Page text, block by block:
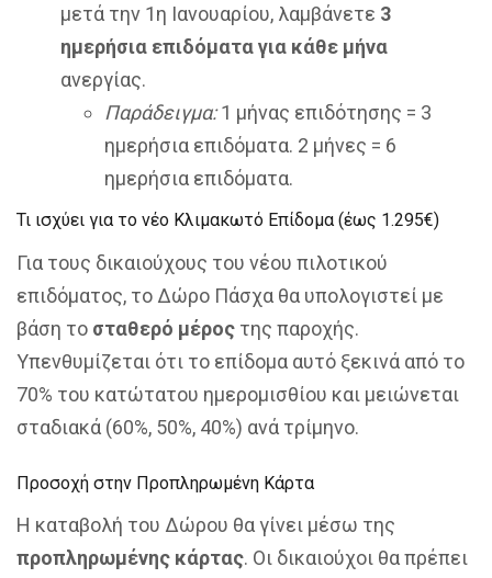
μετά την 1η Ιανουαρίου, λαμβάνετε 3
ημερήσια επιδόματα για κάθε μήνα
ανεργίας.
Παράδειγμα:1 μήνας επιδότησης = 3
ημερήσια επιδόματα. 2 μήνες = 6
ημερήσια επιδόματα.
Τι ισχύει για το νέο Κλιμακωτό Επίδομα (έως 1.295€)
Για τους δικαιούχους του νέου πιλοτικού
επιδόματος, το Δώρο Πάσχα θα υπολογιστεί με
βάση το σταθερό μέρος της παροχής.
Υπενθυμίζεται ότι το επίδομα αυτό ξεκινά από το
70% του κατώτατου ημερομισθίου και μειώνεται
σταδιακά (60%, 50%, 40%) ανά τρίμηνο.
Προσοχή στην Προπληρωμένη Κάρτα
Η καταβολή του Δώρου θα γίνει μέσω της
προπληρωμένης κάρτας. Οι δικαιούχοι θα πρέπει